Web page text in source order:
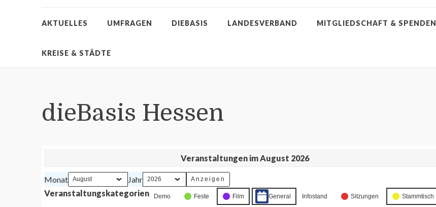
AKTUELLES UMFRAGEN DIEBASIS LANDESVERBAND MITGLIEDSCHAFT & SPENDEN
KREISE & STÄDTE
dieBasis Hessen
Veranstaltungen im August 2026
Monat
Jahr
Veranstaltungskategorien
Demo Feste Film General Infostand Sitzungen Stammtisch